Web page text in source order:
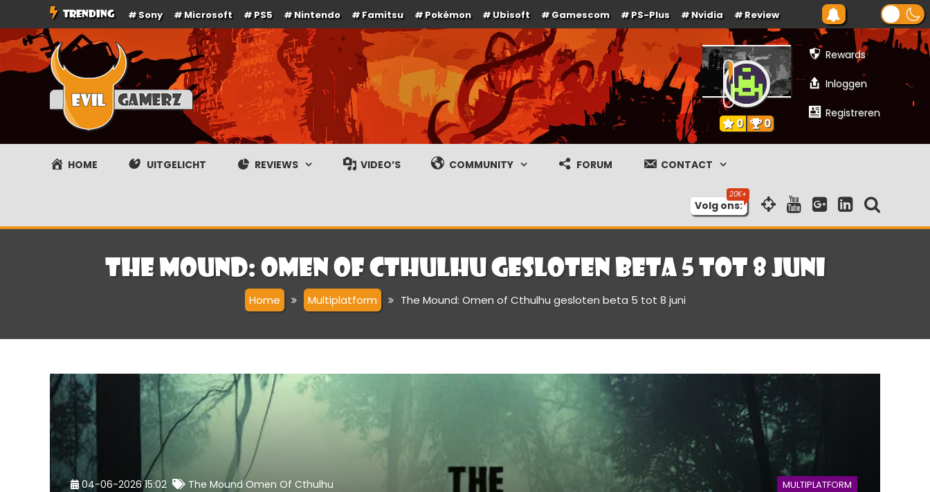
naar
de
TRENDING Sony Microsoft PS5 Nintendo Famitsu Pokémon Ubisoft Gamescom PS-Plus Nvidia Review
Evilgamerz
Het meest interessante game nieuws, reviews, coverage en gameplay streams
Rewards
Inloggen
Registreren
0 0
HOME UITGELICHT REVIEWS VIDEO’S COMMUNITY FORUM CONTACT
Volg ons:
The Mound: Omen of Cthulhu gesloten beta 5 tot 8 juni
Home Multiplatform The Mound: Omen of Cthulhu gesloten beta 5 tot 8 juni
MULTIPLATFORM
04-06-2026 15:02 The Mound Omen Of Cthulhu